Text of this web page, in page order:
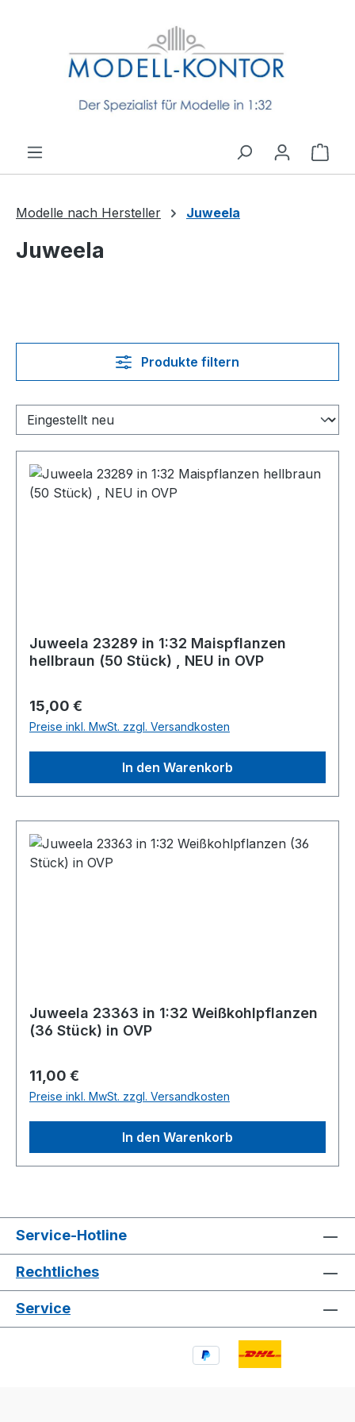
Modelle nach Hersteller Juweela
Juweela
Produkte filtern
Juweela 23289 in 1:32 Maispflanzen
hellbraun (50 Stück) , NEU in OVP
Regulärer Preis:
15,00 €
Preise inkl. MwSt. zzgl. Versandkosten
In den Warenkorb
Juweela 23363 in 1:32 Weißkohlpflanzen
(36 Stück) in OVP
Regulärer Preis:
11,00 €
Preise inkl. MwSt. zzgl. Versandkosten
In den Warenkorb
Service-Hotline
Rechtliches
Service